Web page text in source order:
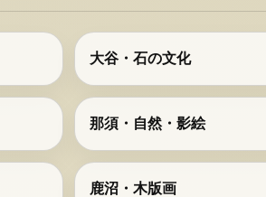
大谷・石の文化
那須・自然・影絵
鹿沼・木版画